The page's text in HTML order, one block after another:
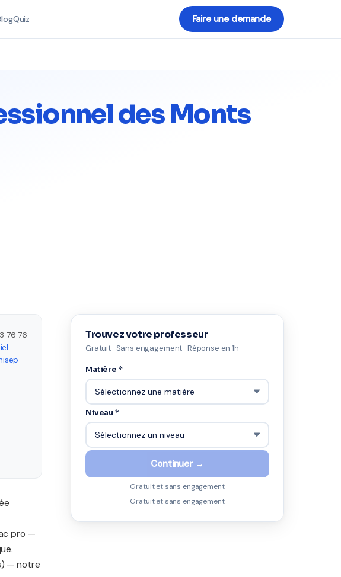
Quiz Faire une demande
des Monts
76 76
pro —
— notre
Trouvez votre professeur
Gratuit · Sans engagement · Réponse en 1h
Matière *
Niveau *
Continuer →
Gratuit et sans engagement
Gratuit et sans engagement